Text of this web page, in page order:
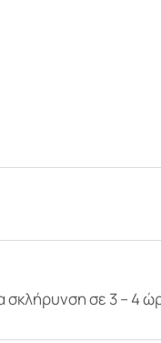
σκλήρυνση σε 3 – 4